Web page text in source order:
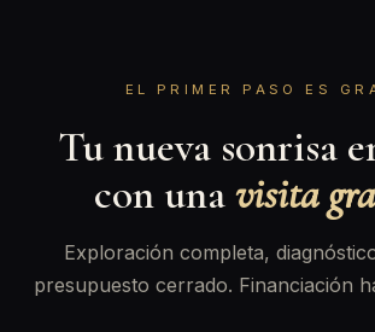
EL PRIMER PASO ES
Tu nueva sonrisa
con unavisita
Exploración completa,
presupuesto cerrado. Financiación